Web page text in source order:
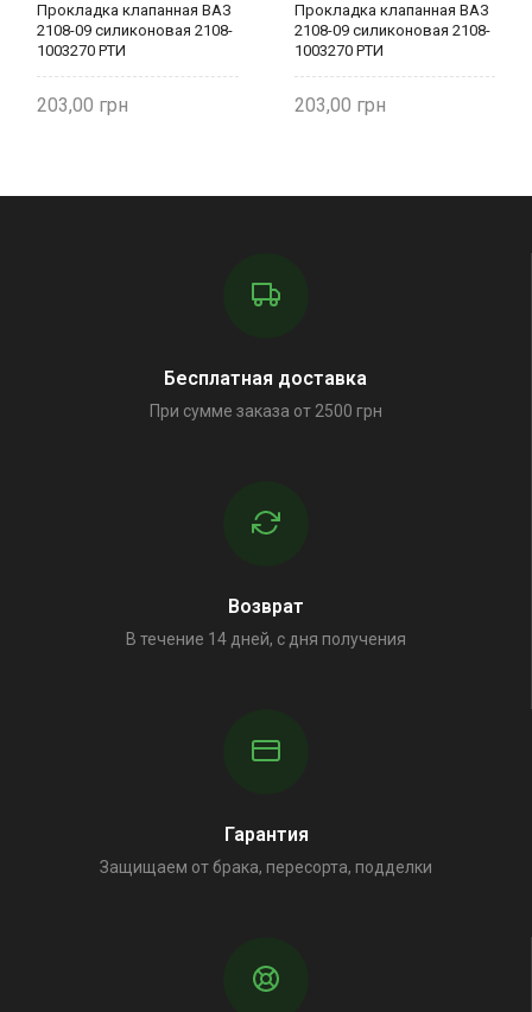
Прокладка клапанная ВАЗ
2108-09 силиконовая 2108-
1003270 РТИ
203,00
Прокладка клапанная ВАЗ
2108-09 силиконовая 2108-
1003270 РТИ
203,00
Бесплатная доставка
При сумме заказа от 2500 грн
Возврат
В течение 14 дней, с дня получения
Гарантия
Защищаем от брака, пересорта, подделки